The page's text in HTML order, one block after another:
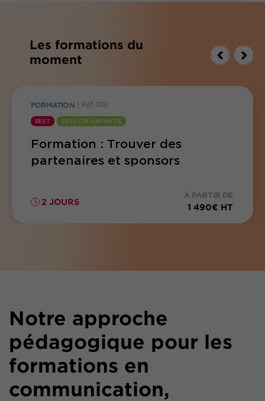
Les formations du
moment
FORMATION Réf. 11118
BEST SESSION GARANTIE
Formation : Trouver des
partenaires et sponsors
2 JOURS
À PARTIR DE
1 490€ HT
Notre approche
pédagogique pour les
formations en
communication,